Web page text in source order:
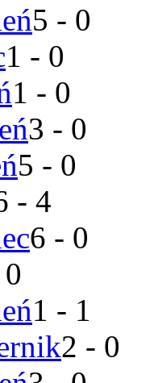
5 - 0
1 - 0
1 - 0
3 - 0
5 - 0
- 4
6 - 0
1 - 1
2 - 0